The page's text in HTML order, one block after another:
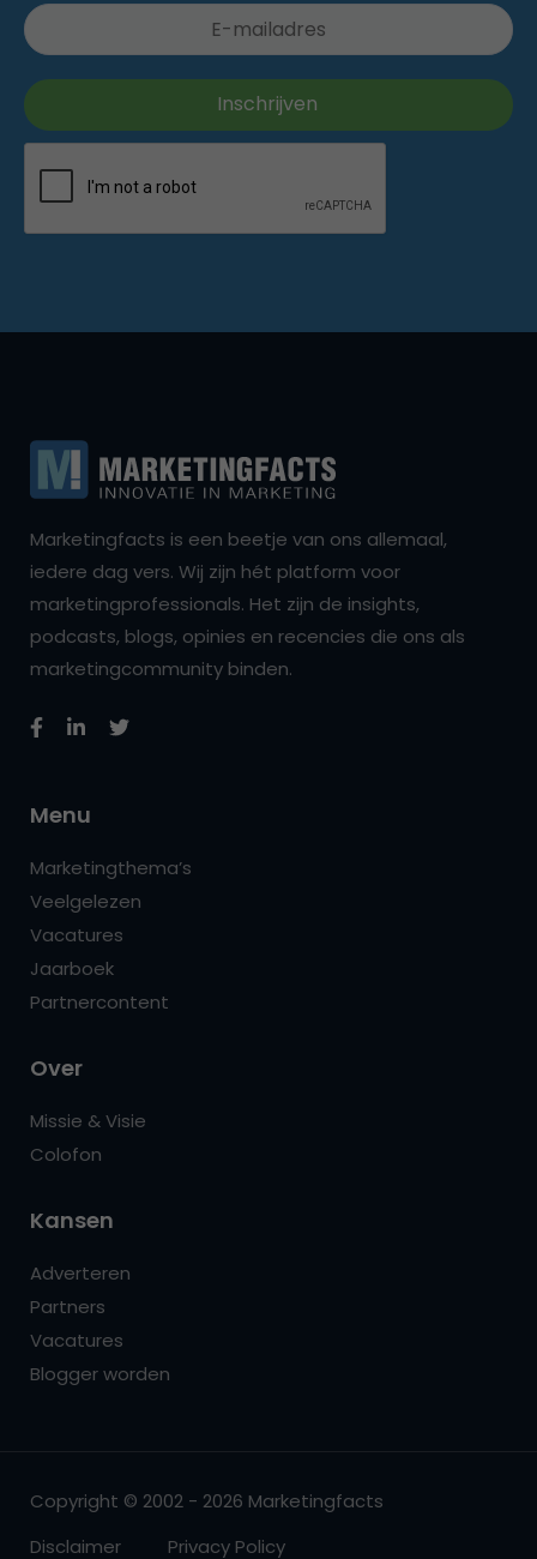
Marketingfacts is een beetje van ons allemaal,
iedere dag vers. Wij zijn hét platform voor
marketingprofessionals. Het zijn de insights,
podcasts, blogs, opinies en recencies die ons als
marketingcommunity binden.
Menu
Marketingthema’s
Veelgelezen
Vacatures
Jaarboek
Partnercontent
Over
Missie & Visie
Colofon
Kansen
Adverteren
Partners
Vacatures
Blogger worden
Copyright © 2002 - 2026 Marketingfacts
Disclaimer
Privacy Policy